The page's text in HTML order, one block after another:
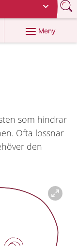
Meny
som hindrar
Ofta lossnar
den